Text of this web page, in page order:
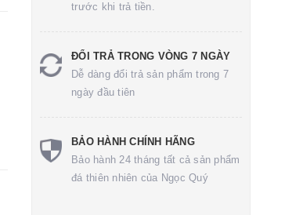
trước khi trả tiền.
ĐỔI TRẢ TRONG VÒNG 7 NGÀY
Dễ dàng đổi trả sản phẩm trong 7
ngày đầu tiên
BẢO HÀNH CHÍNH HÃNG
Bảo hành 24 tháng tất cả sản phẩm
đá thiên nhiên của Ngọc Quý